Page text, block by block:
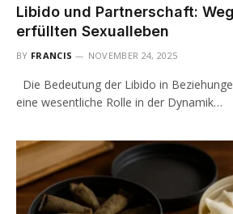
Libido und Partnerschaft:
erfüllten Sexualleben
BY FRANCIS NOVEMBER 24, 2025
Die Bedeutung der Libido in
eine wesentliche Rolle in der Dynamik…